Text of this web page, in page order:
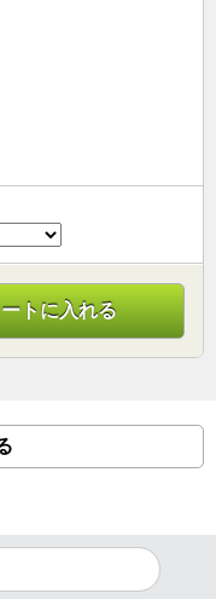
トに入れる